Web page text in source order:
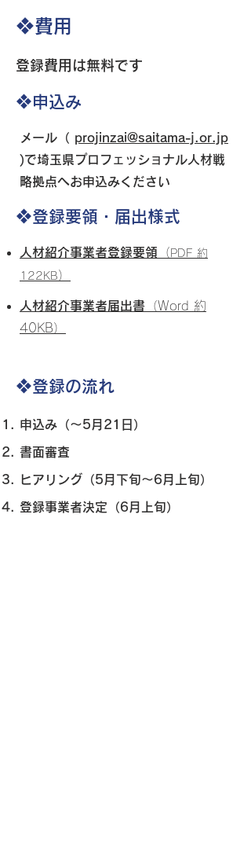
❖費用
登録費用は無料です
❖申込み
メール（ projinzai@saitama-j.or.jp
)で埼玉県プロフェッショナル人材戦
略拠点へお申込みください
❖登録要領・届出様式
人材紹介事業者登録要領 （ PDF 約
122KB）
人材紹介事業者届出書 （Word 約
40KB）
❖登録の流れ
申込み（〜5月21日）
書面審査
ヒアリング（5月下旬～6月上旬）
登録事業者決定（6月上旬）